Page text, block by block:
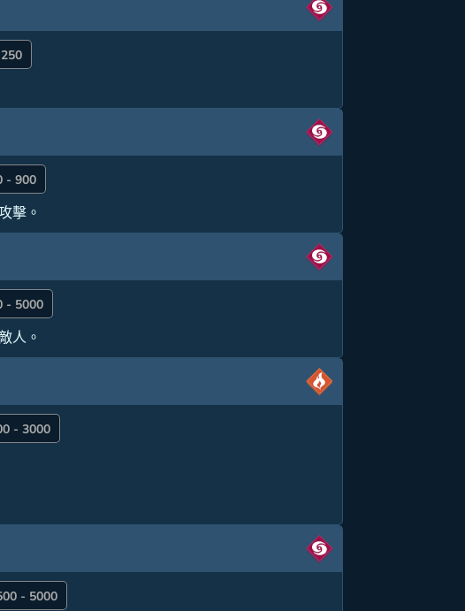
- 900
擊。
- 5000
人。
- 3000
- 5000